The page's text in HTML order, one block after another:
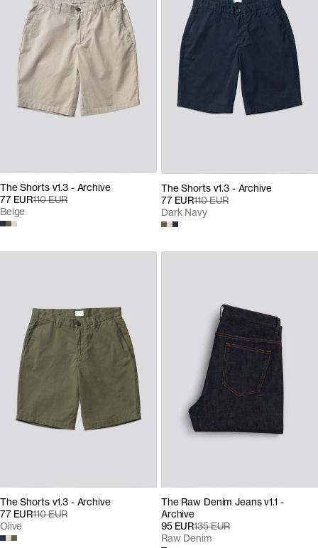
The Shorts v1.3 - Archive
77 EUR110 EUR
Beige
The Shorts v1.3 - Archive
77 EUR110 EUR
Dark Navy
The Shorts v1.3 - Archive
77 EUR110 EUR
Olive
The Raw Denim Jeans v1.1 -
Archive
95 EUR135 EUR
Raw Denim